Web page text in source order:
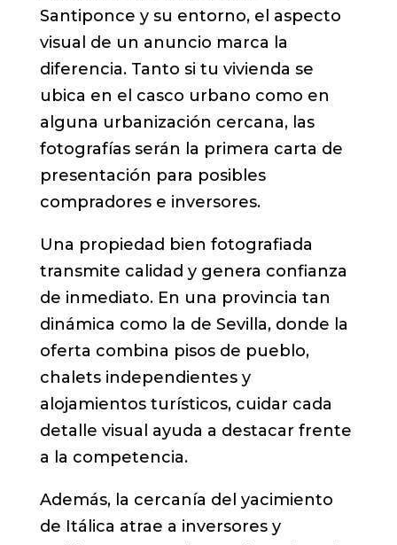
Santiponce y su entorno, el aspecto
visual de un anuncio marca la
diferencia. Tanto si tu vivienda se
ubica en el casco urbano como en
alguna urbanización cercana, las
fotografías serán la primera carta de
presentación para posibles
compradores e inversores.
Una propiedad bien fotografiada
transmite calidad y genera confianza
de inmediato. En una provincia tan
dinámica como la de Sevilla, donde la
oferta combina pisos de pueblo,
chalets independientes y
alojamientos turísticos, cuidar cada
detalle visual ayuda a destacar frente
a la competencia.
Además, la cercanía del yacimiento
de Itálica atrae a inversores y